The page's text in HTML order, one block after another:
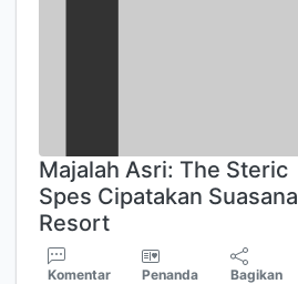
Majalah Asri: The Steric
Spes Cipatakan Suasana
Resort
Komentar Penanda Bagikan